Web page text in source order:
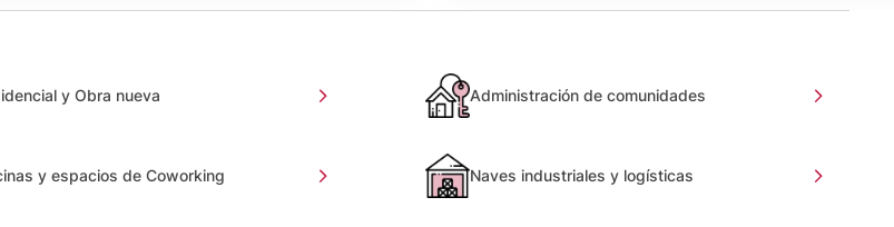
y Obra nueva Administración de comunidades
y espacios de Coworking Naves industriales y logísticas